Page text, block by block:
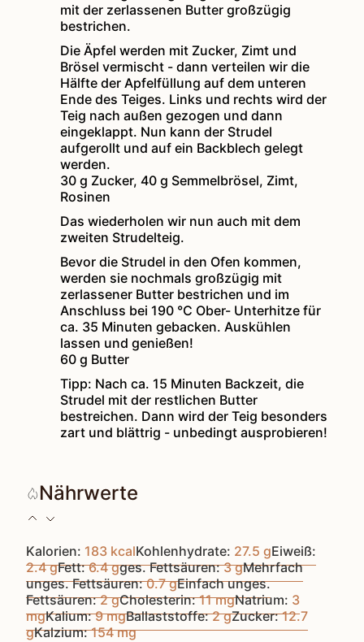
mit der zerlassenen Butter großzügig
bestrichen.
Die Äpfel werden mit Zucker, Zimt und
Brösel vermischt - dann verteilen wir die
Hälfte der Apfelfüllung auf dem unteren
Ende des Teiges. Links und rechts wird der
Teig nach außen gezogen und dann
eingeklappt. Nun kann der Strudel
aufgerollt und auf ein Backblech gelegt
werden.
30 g Zucker,40 g Semmelbrösel, Zimt,
Rosinen
Das wiederholen wir nun auch mit dem
zweiten Strudelteig.
Bevor die Strudel in den Ofen kommen,
werden sie nochmals großzügig mit
zerlassener Butter bestrichen und im
Anschluss bei 190 °C Ober- Unterhitze für
ca. 35 Minuten gebacken. Auskühlen
lassen und genießen!
60 g Butter
Tipp: Nach ca. 15 Minuten Backzeit, die
Strudel mit der restlichen Butter
bestreichen. Dann wird der Teig besonders
zart und blättrig - unbedingt ausprobieren!
Nährwerte
Kalorien: 183 kcalKohlenhydrate: 27.5 gEiweiß:
2.4 gFett:6.4 gges. Fettsäuren:3 gMehrfach
unges. Fettsäuren:0.7 gEinfach unges.
Fettsäuren:2 gCholesterin:11 mgNatrium: 3
mgKalium:9 mgBallaststoffe:2 gZucker:12.7
gKalzium:154 mg